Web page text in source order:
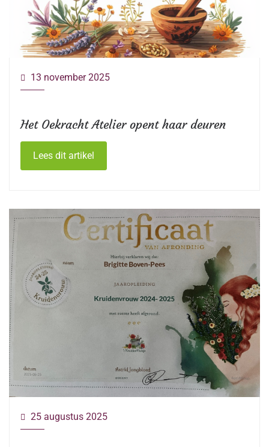
Het Oekracht Atelier opent haar deuren
13 november 2025
Lees dit artikel
25 augustus 2025